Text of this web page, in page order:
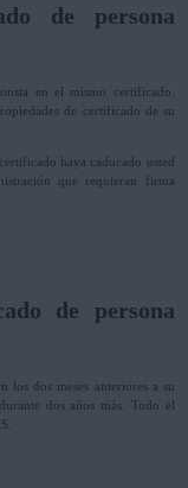
de persona
en el mismo certificado.
de certificado de su
haya caducado usted
que requieran firma
de persona
los dos meses anteriores a su
dos años más. Todo el